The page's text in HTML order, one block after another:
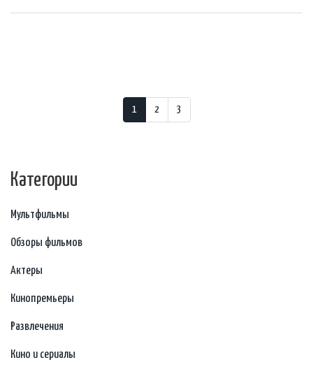
1 2 3
Категории
Мультфильмы
Обзоры фильмов
Актеры
Кинопремьеры
Развлечения
Кино и сериалы